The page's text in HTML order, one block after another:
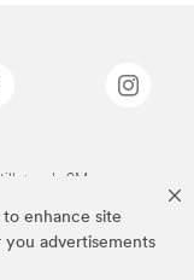
enhance site
you advertisements
3M.